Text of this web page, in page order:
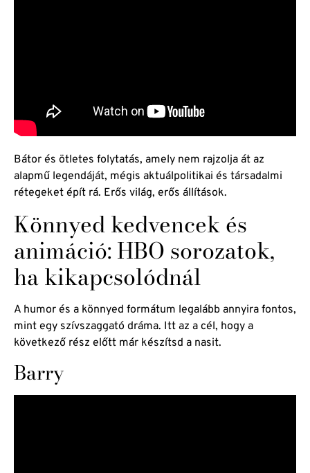
Bátor és ötletes folytatás, amely nem rajzolja át az
alapmű legendáját, mégis aktuálpolitikai és társadalmi
rétegeket épít rá. Erős világ, erős állítások.
Könnyed kedvencek és
animáció: HBO sorozatok,
ha kikapcsolódnál
A humor és a könnyed formátum legalább annyira fontos,
mint egy szívszaggató dráma. Itt az a cél, hogy a
következő rész előtt már készítsd a nasit.
Barry